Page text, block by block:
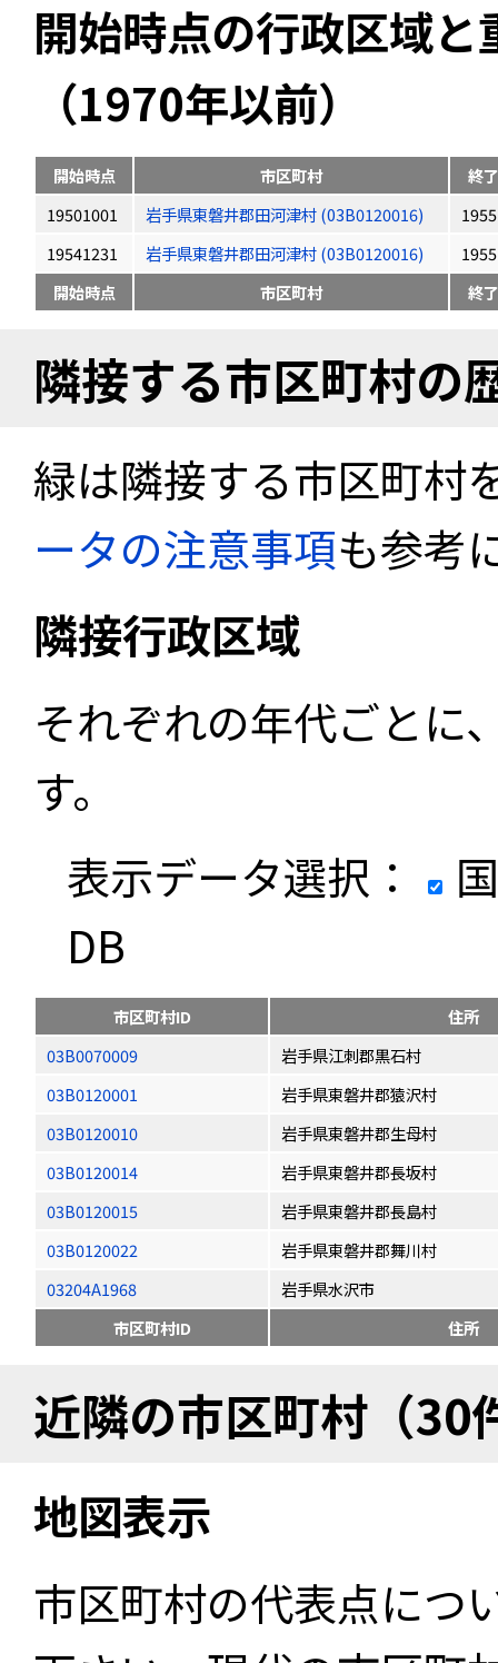
開始時点の行政区域
（1970年以前）
開始時点 市区町村
終
19501001
岩手県東磐井郡田河津村 (03B0120016)
19541231
岩手県東磐井郡田河津村 (03B0120016)
開始時点
市区町村 終
隣接する市区町村の
緑は隣接する市区町村
ータの注意事項も参考
隣接行政区域
それぞれの年代ごとに
す。
表示データ選択：
DB
市区町村ID
住所
03B0070009
岩手県江刺郡黒石村
03B0120001
岩手県東磐井郡猿沢村
03B0120010
岩手県東磐井郡生母村
03B0120014
岩手県東磐井郡長坂村
03B0120015
岩手県東磐井郡長島村
03B0120022
岩手県東磐井郡舞川村
03204A1968
岩手県水沢市
市区町村ID
住所
近隣の市区町村（30
地図表示
市区町村の代表点につ